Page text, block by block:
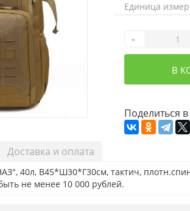
Единица
-
В
Поделиться в
Доставка и оплата
40л, В45*Ш30*Г30см, тактич,
не менее 10 000 рублей.